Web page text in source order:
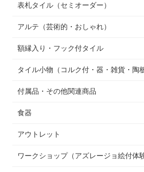
表札タイル（セミオーダー）
アルテ（芸術的・おしゃれ）
額縁入り・フック付タイル
タイル小物（コルク付・器・雑貨・陶
付属品・その他関連商品
食器
アウトレット
ワークショップ（アズレージョ絵付体